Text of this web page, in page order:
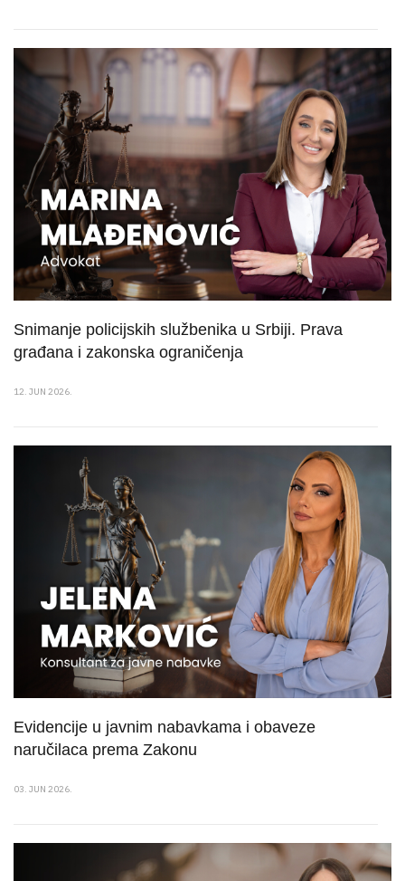
Snimanje policijskih službenika u Srbiji. Prava
građana i zakonska ograničenja
12. JUN 2026.
Evidencije u javnim nabavkama i obaveze
naručilaca prema Zakonu
03. JUN 2026.